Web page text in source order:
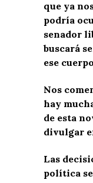
que ya
podría
senador
buscará
ese
Nos
hay
de esta
divulgar
Las
política